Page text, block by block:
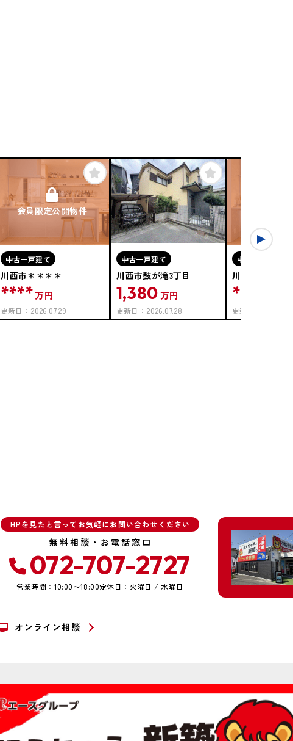
会員限定公開物件
中古一戸建て
川西市＊＊＊＊
****万円
更新日： 2026.07.29
中古一戸建て
川西市鼓が滝3丁目
1,380万円
更新日： 2026.07.28
中古一戸建て
川西市＊＊＊＊
****
更新日：
HPを見たと言ってお気軽にお問い合わせください
無料相談・お電話窓口
072-707-2727
営業時間：10:00〜18:00定休日：火曜日 / 水曜日
オンライン相談